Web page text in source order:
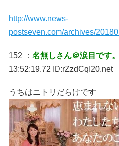
http://www.news-
postseven.com/archives/
152 ： 名無しさん＠涙目です。
13:52:19.72 ID:rZzdCqI20.net
うちはニトリだらけです